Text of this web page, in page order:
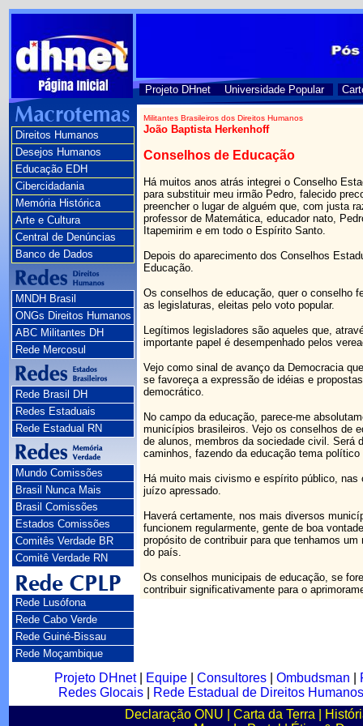
Projeto DHnet Universidade Popular
Direitos Humanos
Desejos Humanos
Educação EDH
Cibercidadania
Memória Histórica
Arte e Cultura
Central de Denúncias
Banco de Dados
MNDH Brasil
ONGs Direitos Humanos
ABC Militantes DH
Rede Mercosul
Rede Brasil DH
Redes Estaduais
Rede Estadual RN
Mundo Comissões
Brasil Nunca Mais
Brasil Comissões
Estados Comissões
Comitês Verdade BR
Comitê Verdade RN
Rede Lusófona
Rede Cabo Verde
Rede Guiné-Bissau
Rede Moçambique
Militantes Brasileiros dos Direitos Humanos
João Baptista Herkenhoff
Conselhos de Educação
Há muitos anos atrás integrei o Conselho
para substituir meu irmão Pedro, falecido
preencher o lugar de alguém que, com justa
professor de Matemática, educador nato,
Itapemirim e em todo o Espírito Santo.
Depois do aparecimento dos Conselhos
Educação.
Os conselhos de educação, quer o conselho
as legislaturas, eleitas pelo voto popular.
Legítimos legisladores são aqueles que,
importante papel é desempenhado pelos
Vejo como sinal de avanço da Democracia
se favoreça a expressão de idéias e
democrático.
No campo da educação, parece-me
municípios brasileiros. Vejo os conselhos de
de alunos, membros da sociedade civil. Será
caminhos, fazendo da educação tema
Há muito mais civismo e espírito público,
juízo apressado.
Haverá certamente, nos mais diversos
funcionem regularmente, gente de boa
propósito de contribuir para que tenhamos
do país.
Os conselhos municipais de educação, se
contribuir significativamente para o
Projeto DHnet| Equipe| Consultores| Ombudsman
Redes Glocais|
Rede Estadual de Direitos
Declaração ONU
Carta da Terra